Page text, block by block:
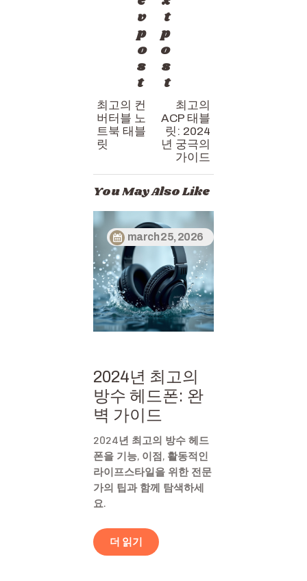
v
p
o
s
t
최고의 컨
버터블 노
트북 태블
릿
t
p
o
s
t
최고의
ACP 태블
릿: 2024
년 궁극의
가이드
You May Also Like
march 25, 2026
2024년 최고의
방수 헤드폰: 완
벽 가이드
2024년 최고의 방수 헤드
폰을 기능, 이점, 활동적인
라이프스타일을 위한 전문
가의 팁과 함께 탐색하세
요.
더 읽기